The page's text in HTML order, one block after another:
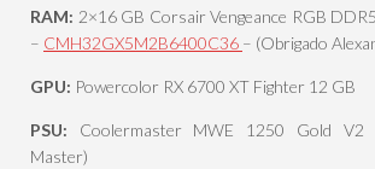
RAM: 2×16 GB Corsair Vengeance RGB
– CMH32GX5M2B6400C36 – (Obrigado
GPU: Powercolor RX 6700 XT Fighter 12 GB
PSU: Coolermaster MWE 1250 Gold V2
Master)